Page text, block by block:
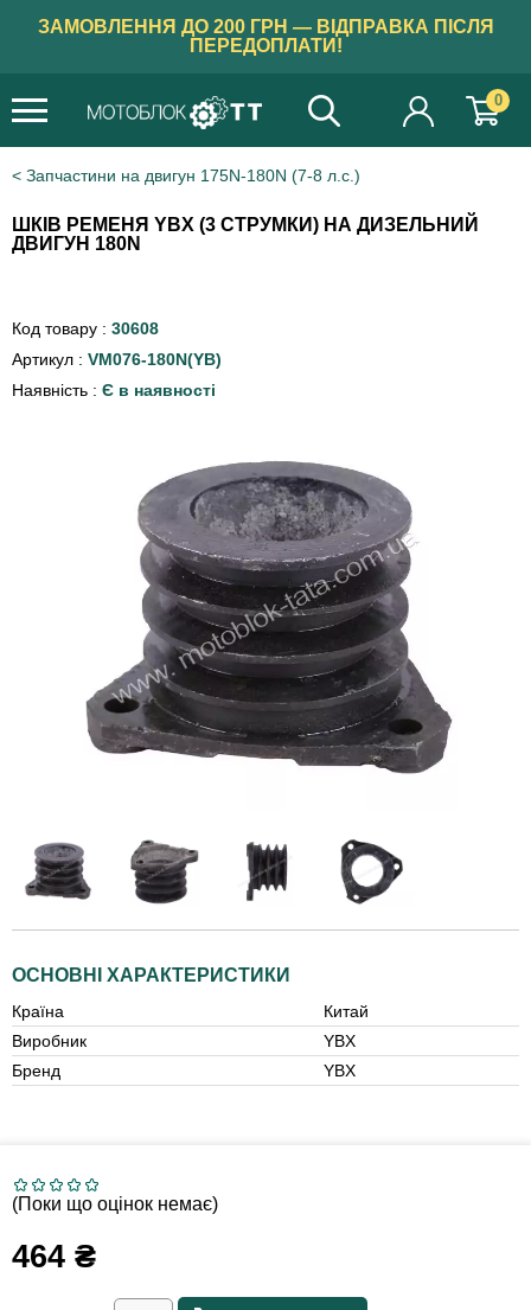
ЗАМОВЛЕННЯ ДО 200 ГРН — ВІДПРАВКА ПІСЛЯ
ПЕРЕДОПЛАТИ!
0
Запчастини на двигун 175N-180N (7-8 л.с.)
ШКІВ РЕМЕНЯ YBX (3 СТРУМКИ) НА ДИЗЕЛЬНИЙ
ДВИГУН 180N
Код товару : 30608
Артикул : VM076-180N(YB)
Наявність : Є в наявності
ОСНОВНІ ХАРАКТЕРИСТИКИ
Країна
Китай
Виробник
YBX
Бренд
YBX
(Поки що оцінок немає)
464 ₴